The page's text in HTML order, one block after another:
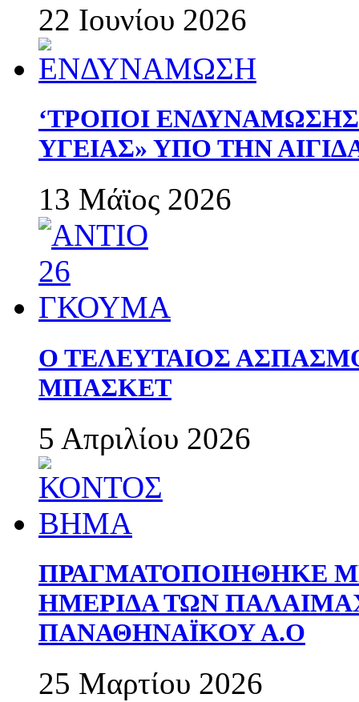
22 Ιουνίου 2026
‘ΤΡΟΠΟΙ
ΥΓΕΙΑΣ» ΥΠΟ ΤΗΝ
13 Μάϊος 2026
Ο ΤΕΛΕΥΤΑΙΟΣ
ΜΠΑΣΚΕΤ
5 Απριλίου 2026
ΠΡΑΓΜΑΤΟΠΟΙΗΘΗΚΕ
ΗΜΕΡΙΔΑ ΤΩΝ
ΠΑΝΑΘΗΝΑΪΚΟΥ Α.Ο
25 Μαρτίου 2026